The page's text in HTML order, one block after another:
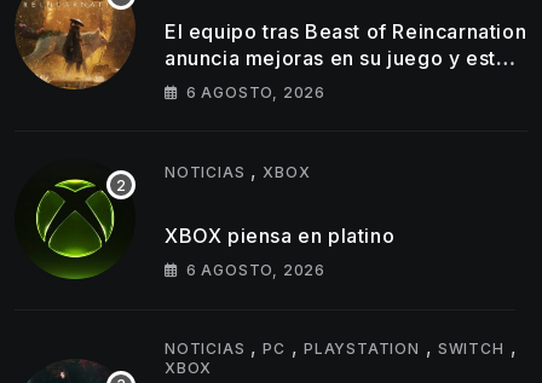
El equipo tras Beast of Reincarnation
anuncia mejoras en su juego y estos
son los primeros cambios que
6 AGOSTO, 2026
NOTICIAS , XBOX
XBOX piensa en platino
6 AGOSTO, 2026
NOTICIAS ,PC ,PLAYSTATION , SWITCH ,
XBOX